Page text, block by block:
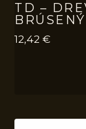
TD –
12,42 €